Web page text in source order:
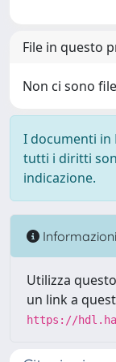
File in questo
Non ci sono
I documenti in
tutti i diritti
indicazione.
Informazioni
Utilizza
un link a
https://